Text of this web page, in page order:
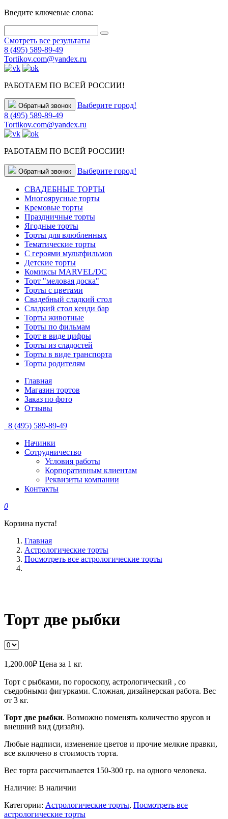
Введите ключевые слова:
Смотреть все результаты
8 (495) 589-89-49
Tortikov.com@yandex.ru
РАБОТАЕМ ПО ВСЕЙ РОССИИ!
Обратный звонок
Выберите город!
8 (495) 589-89-49
Tortikov.com@yandex.ru
РАБОТАЕМ ПО ВСЕЙ РОССИИ!
Обратный звонок Выберите город!
СВАДЕБНЫЕ ТОРТЫ
Многоярусные торты
Кремовые торты
Праздничные торты
Ягодные торты
Торты для влюбленных
Тематические торты
С героями мультфильмов
Детские торты
Комиксы MARVEL/DC
Торт "меловая доска"
Торты с цветами
Свадебный сладкий стол
Сладкий стол кенди бар
Торты животные
Торты по фильмам
Торт в виде цифры
Торты из сладостей
Торты в виде транспорта
Торты родителям
Главная
Магазин тортов
Заказ по фото
Отзывы
8 (495) 589-89-49
Начинки
Сотрудничество
Условия работы
Корпоративным клиентам
Реквизиты компании
Контакты
0
Корзина пуста!
Главная
Астрологические торты
Посмотреть все астрологические торты
Торт две рыбки
1,200.00₽ Цена за 1 кг.
Торт с рыбками, по гороскопу, астрологический , со
съедобными фигурками. Сложная, дизайнерская работа. Вес
от 3 кг.
Торт две рыбки. Возможно поменять количество ярусов и
внешний вид (дизайн).
Любые надписи, изменение цветов и прочие мелкие правки,
все включено в стоимость торта.
Вес торта рассчитывается 150-300 гр. на одного человека.
Наличие: В наличии
Категории: Астрологические торты, Посмотреть все
астрологические торты